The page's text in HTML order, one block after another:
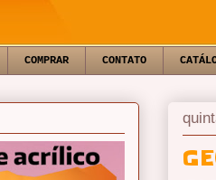
COMPRAR CONTATO